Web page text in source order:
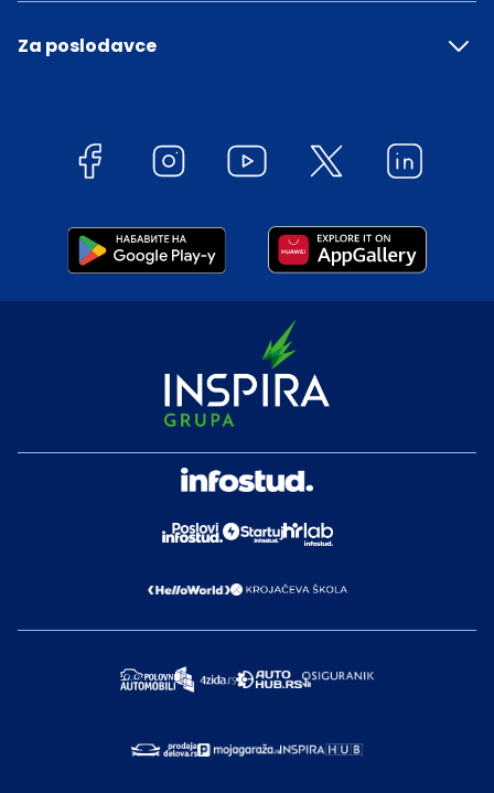
Za poslodavce